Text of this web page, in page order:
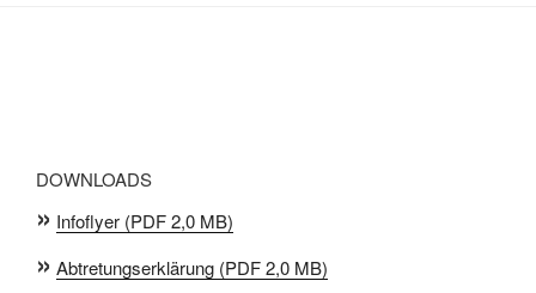
DOWNLOADS
» Infoflyer (PDF 2,0 MB)
» Abtretungserklärung (PDF 2,0 MB)